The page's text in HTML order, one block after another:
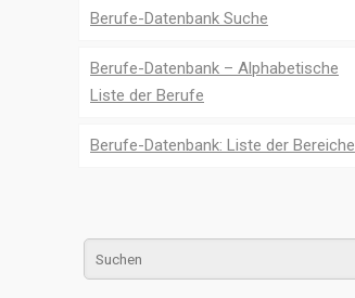
Berufe-Datenbank Suche
Berufe-Datenbank – Alphabetische
Liste der Berufe
Berufe-Datenbank: Liste der Bereiche